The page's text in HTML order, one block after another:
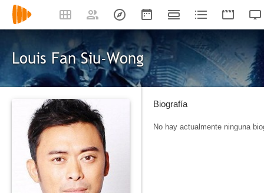
Louis Fan Siu-Wong
Biografía
No hay actualmente ninguna